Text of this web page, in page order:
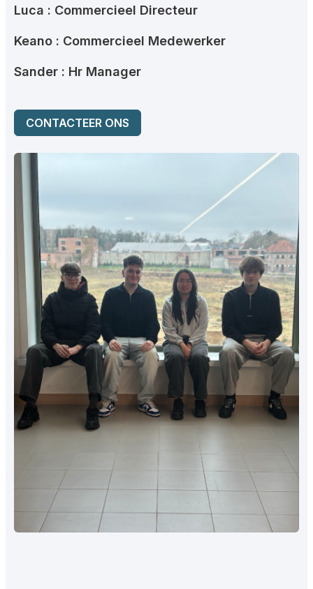
Luca : Commercieel Directeur
Keano : Commercieel Medewerker
Sander : Hr Manager
CONTACTEER ONS